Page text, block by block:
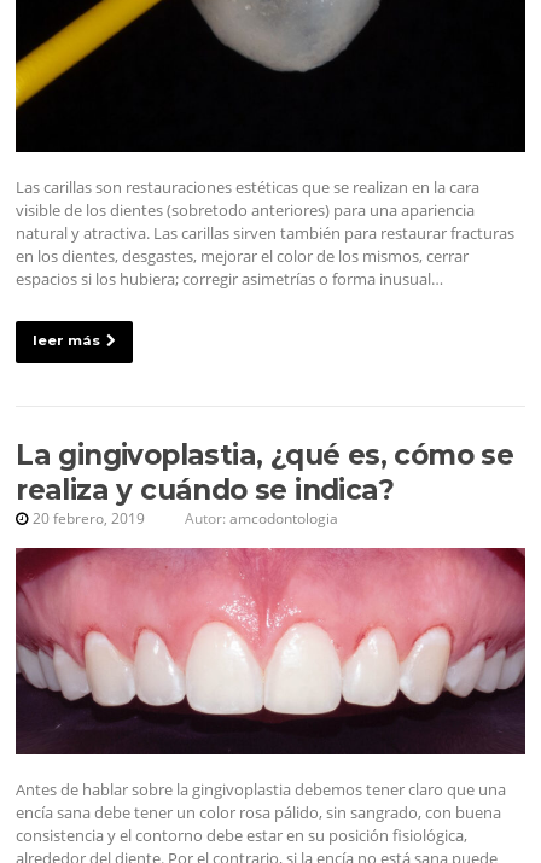
Las carillas son restauraciones estéticas que se realizan en la cara
visible de los dientes (sobretodo anteriores) para una apariencia
natural y atractiva. Las carillas sirven también para restaurar fracturas
en los dientes, desgastes, mejorar el color de los mismos, cerrar
espacios si los hubiera; corregir asimetrías o forma inusual…
leer más
La gingivoplastia, ¿qué es, cómo se
realiza y cuándo se indica?
20 febrero, 2019 Autor:amcodontologia
Antes de hablar sobre la gingivoplastia debemos tener claro que una
encía sana debe tener un color rosa pálido, sin sangrado, con buena
consistencia y el contorno debe estar en su posición fisiológica,
alrededor del diente. Por el contrario, si la encía no está sana puede